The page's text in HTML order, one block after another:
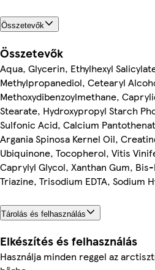
Összetevők
Összetevők
Aqua, Glycerin, Ethylhexyl
Methylpropanediol, Cetearyl
Methoxydibenzoylmethane,
Stearate, Hydroxypropyl Starch
Sulfonic Acid, Calcium
Argania Spinosa Kernel Oil,
Ubiquinone, Tocopherol, Vitis
Caprylyl Glycol, Xanthan Gum,
Triazine, Trisodium EDTA, Sodium
Tárolás és felhasználás
Elkészítés és felhasználás
Használja minden reggel az